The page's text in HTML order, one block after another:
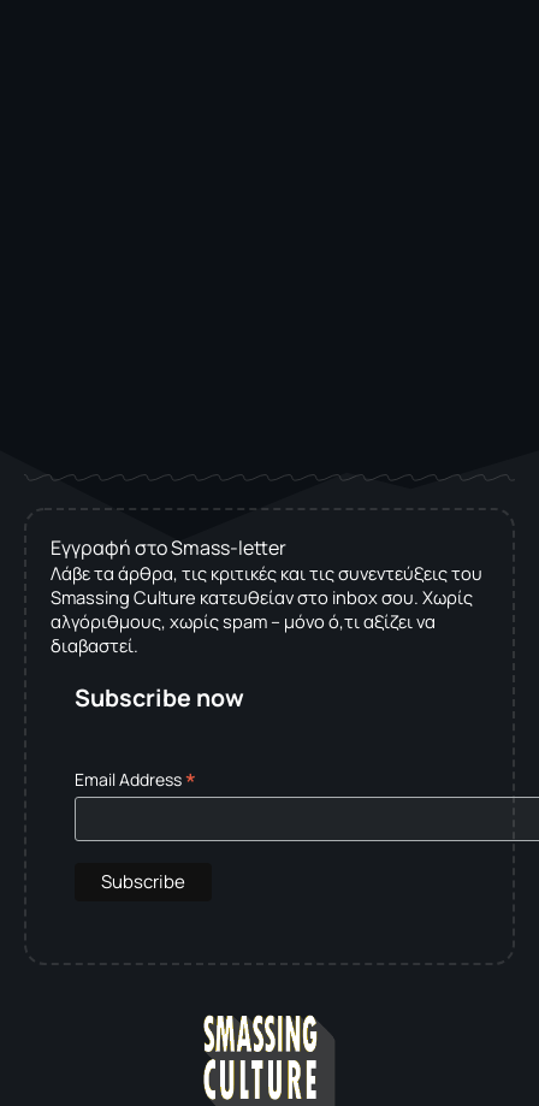
Εγγραφή στο Smass-letter
Λάβε τα άρθρα, τις κριτικές και τις συνεντεύξεις του
Smassing Culture κατευθείαν στο inbox σου. Χωρίς
αλγόριθμους, χωρίς spam – μόνο ό,τι αξίζει να
διαβαστεί.
Subscribe now
Email Address*